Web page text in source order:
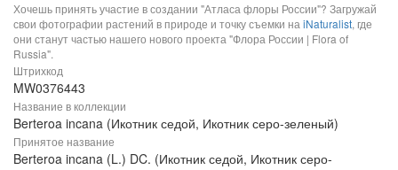
Хочешь принять участие в создании "Атласа флоры России"? Загружай
свои фотографии растений в природе и точку съемки наiNaturalist, где
они станут частью нашего нового проекта "Флора России | Flora of
Russia".
Штрихкод
MW0376443
Название в коллекции
Berteroa incana (Икотник седой, Икотник серо-зеленый)
Принятое название
Berteroa incana (L.) DC. (Икотник седой, Икотник серо-